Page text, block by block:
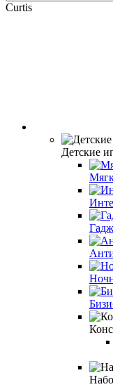
Curtis
Детские